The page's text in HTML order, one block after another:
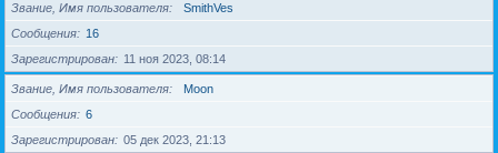
Звание, Имя пользователя
SmithVes
Сообщения
16
Зарегистрирован
11 ноя 2023, 08:14
Звание, Имя пользователя
Moon
Сообщения
6
Зарегистрирован
05 дек 2023, 21:13